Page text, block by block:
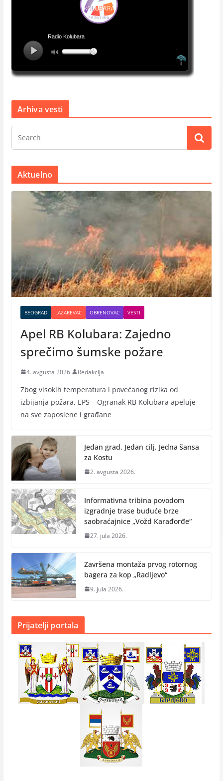
Arhiva vesti
Aktuelno
BEOGRAD LAZAREVAC OBRENOVAC VESTI
Apel RB Kolubara: Zajedno
sprečimo šumske požare
4. avgusta 2026. Redakcija
Zbog visokih temperatura i povećanog rizika od
izbijanja požara, EPS – Ogranak RB Кolubara apeluje
na sve zaposlene i građane
Jedan grad. Jedan cilj. Jedna šansa
za Kostu
2. avgusta 2026.
Informativna tribina povodom
izgradnje trase buduće brze
saobraćajnice „Vožd Кarađorđe“
27. jula 2026.
Završena montaža prvog rotornog
bagera za kop „Radlјevo“
9. jula 2026.
Prijatelji portala